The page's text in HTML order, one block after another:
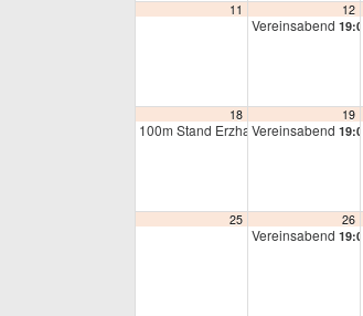
11 12
Vereinsabend 19:00
18
100m Stand Erzhausen17:00
19
Vereinsabend 19:00
25 26
Vereinsabend 19:00